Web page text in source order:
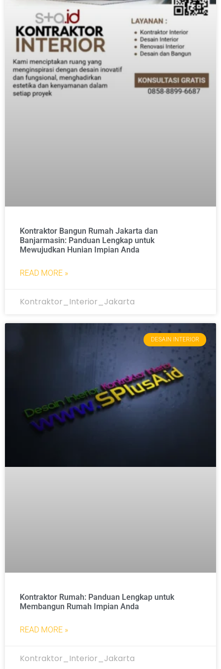
Kontraktor Bangun Rumah Jakarta dan
Banjarmasin: Panduan Lengkap untuk
Mewujudkan Hunian Impian Anda
READ MORE »
Kontraktor_Interior_Jakarta
DESAIN INTERIOR
Kontraktor Rumah: Panduan Lengkap untuk
Membangun Rumah Impian Anda
READ MORE »
Kontraktor_Interior_Jakarta